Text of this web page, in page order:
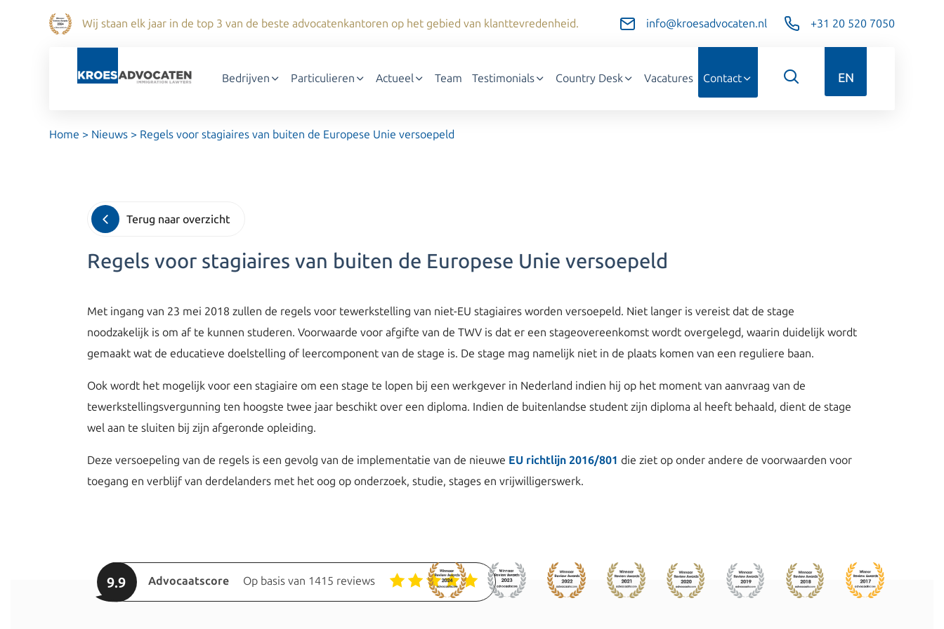
Wij staan elk jaar in de top 3 van de beste advocatenkantoren op het gebied van klanttevredenheid. info@kroesadvocaten.nl +31 20 520 7050
Bedrijven Particulieren Actueel Team Testimonials Country Desk Vacatures Contact EN
Home > Nieuws > Regels voor stagiaires van buiten de Europese Unie versoepeld
Terug naar overzicht
Regels voor stagiaires van buiten de Europese Unie versoepeld
Met ingang van 23 mei 2018 zullen de regels voor tewerkstelling van niet-EU stagiaires worden versoepeld. Niet langer is vereist dat de stage
noodzakelijk is om af te kunnen studeren. Voorwaarde voor afgifte van de TWV is dat er een stageovereenkomst wordt overgelegd, waarin duidelijk wordt
gemaakt wat de educatieve doelstelling of leercomponent van de stage is. De stage mag namelijk niet in de plaats komen van een reguliere baan.
Ook wordt het mogelijk voor een stagiaire om een stage te lopen bij een werkgever in Nederland indien hij op het moment van aanvraag van de
tewerkstellingsvergunning ten hoogste twee jaar beschikt over een diploma. Indien de buitenlandse student zijn diploma al heeft behaald, dient de stage
wel aan te sluiten bij zijn afgeronde opleiding.
Deze versoepeling van de regels is een gevolg van de implementatie van de nieuwe EU richtlijn 2016/801 die ziet op onder andere de voorwaarden voor
toegang en verblijf van derdelanders met het oog op onderzoek, studie, stages en vrijwilligerswerk.
9.9 Advocaatscore Op basis van 1415 reviews